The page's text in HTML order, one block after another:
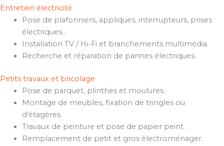
Entretien électricité
Pose de plafonniers, appliques, interrupteurs, prises
électriques…
Installation TV / Hi-Fi et branchements multimédia.
Recherche et réparation de pannes électriques.
Petits travaux et bricolage
Pose de parquet, plinthes et moulures.
Montage de meubles, fixation de tringles ou
d’étagères.
Travaux de peinture et pose de papier peint.
Remplacement de petit et gros électroménager.